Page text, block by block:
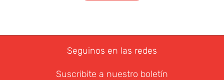
Seguinos en las redes
Suscribite a nuestro boletín